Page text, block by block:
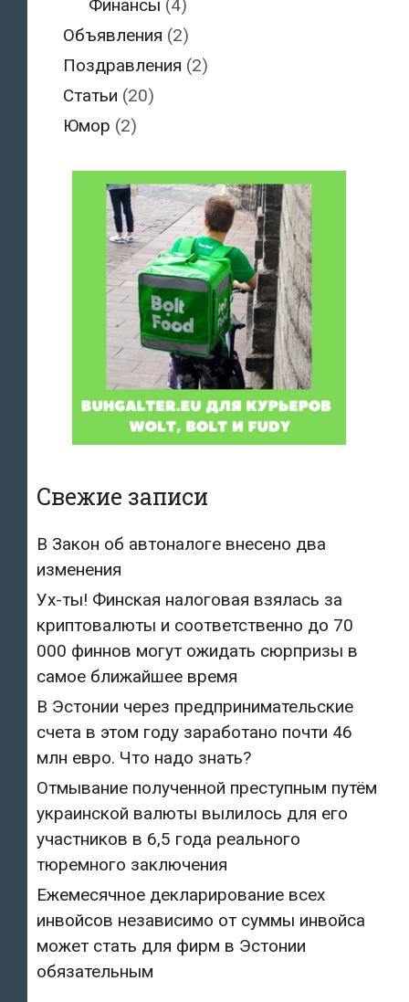
Финансы (4)
Объявления (2)
Поздравления (2)
Статьи (20)
Юмор (2)
Свежие записи
В Закон об автоналоге внесено два
изменения
Ух-ты! Финская налоговая взялась за
криптовалюты и соответственно до 70
000 финнов могут ожидать сюрпризы в
самое ближайшее время
В Эстонии через предпринимательские
счета в этом году заработано почти 46
млн евро. Что надо знать?
Отмывание полученной преступным путём
украинской валюты вылилось для его
участников в 6,5 года реального
тюремного заключения
Ежемесячное декларирование всех
инвойсов независимо от суммы инвойса
может стать для фирм в Эстонии
обязательным